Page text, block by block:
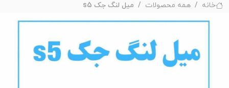
خانه همه محصولات میل لنگ جک s5